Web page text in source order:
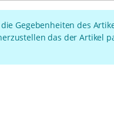
Gegebenheiten des
das der Artikel